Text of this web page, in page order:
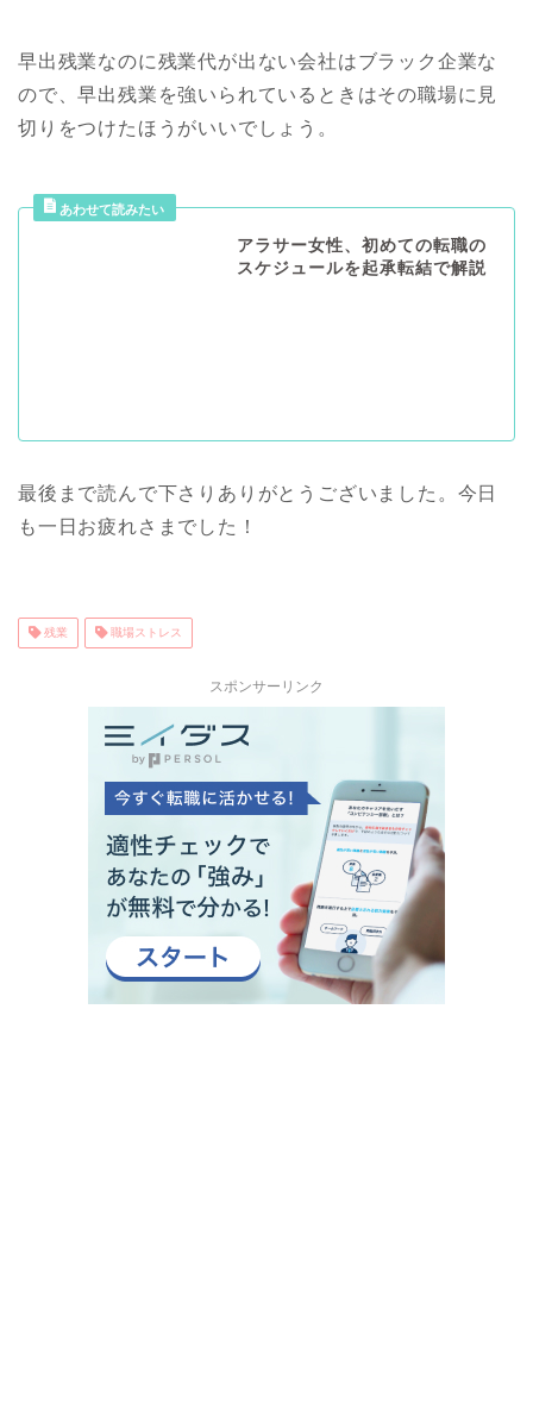
早出残業なのに残業代が出ない会社はブラック企業な
ので、早出残業を強いられているときはその職場に見
切りをつけたほうがいいでしょう。
アラサー女性、初めての転職の
スケジュールを起承転結で解説
最後まで読んで下さりありがとうございました。今日
も一日お疲れさまでした！
残業 職場ストレス
スポンサーリンク